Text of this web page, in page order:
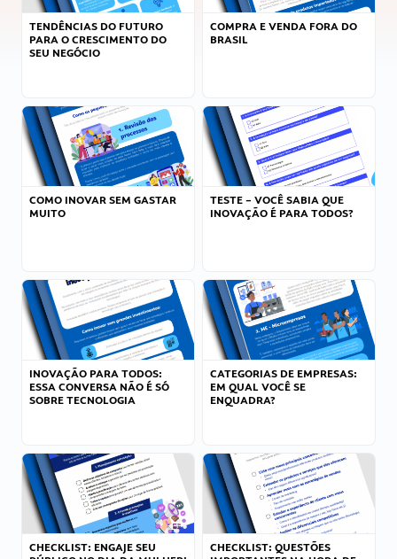
TENDÊNCIAS DO FUTURO
PARA O CRESCIMENTO DO
SEU NEGÓCIO
COMPRA E VENDA FORA DO
BRASIL
COMO INOVAR SEM GASTAR
MUITO
TESTE – VOCÊ SABIA QUE
INOVAÇÃO É PARA TODOS?
INOVAÇÃO PARA TODOS:
ESSA CONVERSA NÃO É SÓ
SOBRE TECNOLOGIA
CATEGORIAS DE EMPRESAS:
EM QUAL VOCÊ SE
ENQUADRA?
CHECKLIST: ENGAJE SEU
CHECKLIST: QUESTÕES